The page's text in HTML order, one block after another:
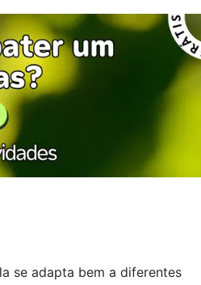
se adapta bem a diferentes